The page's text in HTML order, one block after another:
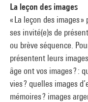
La leçon des images
« La leçon des images
ses invité(e)s de
ou brève séquence.
présentent leurs
âge ont vos images ? :
vies ? quelles images
mémoires ? images